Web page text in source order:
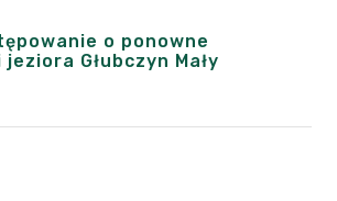
o ponowne
Głubczyn Mały